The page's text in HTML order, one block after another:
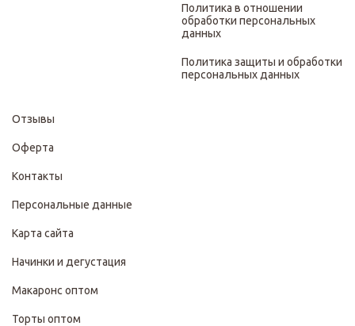
Политика в отношении
обработки персональных
данных
Политика защиты и обработки
персональных данных
Отзывы
Оферта
Контакты
Персональные данные
Карта сайта
Начинки и дегустация
Макаронс оптом
Торты оптом